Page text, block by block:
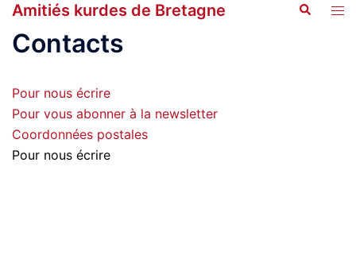
Aller
contenu
Amitiés kurdes de Bretagne
Contacts
Pour nous écrire
Pour vous abonner à la newsletter
Coordonnées postales
Pour nous écrire